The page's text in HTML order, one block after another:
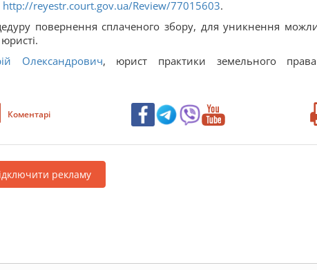
http://reyestr.court.gov.ua/Review/77015603.
повернення сплаченого збору, для уникнення
Олександрович, юрист практики земельного
Коментарі
рекламу